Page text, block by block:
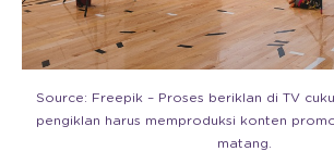
Source: Freepik – Proses beriklan di TV
pengiklan harus memproduksi konten
matang.